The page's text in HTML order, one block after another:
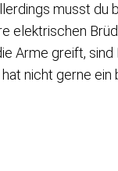
musst du
elektrischen
Arme greift, sind
nicht gerne